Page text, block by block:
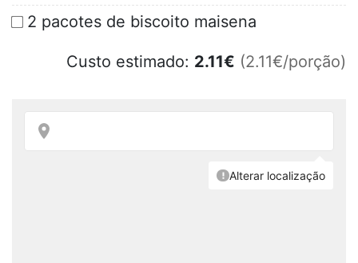
2 pacotes de biscoito maisena
Custo estimado: 2.11€ (2.11€/porção)